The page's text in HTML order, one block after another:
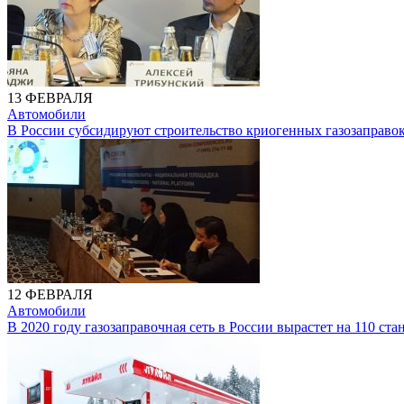
13 ФЕВРАЛЯ
Автомобили
В России субсидируют строительство криогенных
12 ФЕВРАЛЯ
Автомобили
В 2020 году газозаправочная сеть в России вырастет на 110